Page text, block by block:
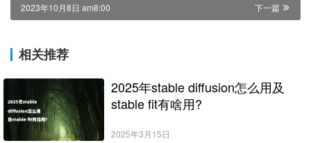
下一篇
2023年10月8日 am8:00
相关推荐
2025年stable diffusion怎么用及
stable fit有啥用?
2025年3月15日